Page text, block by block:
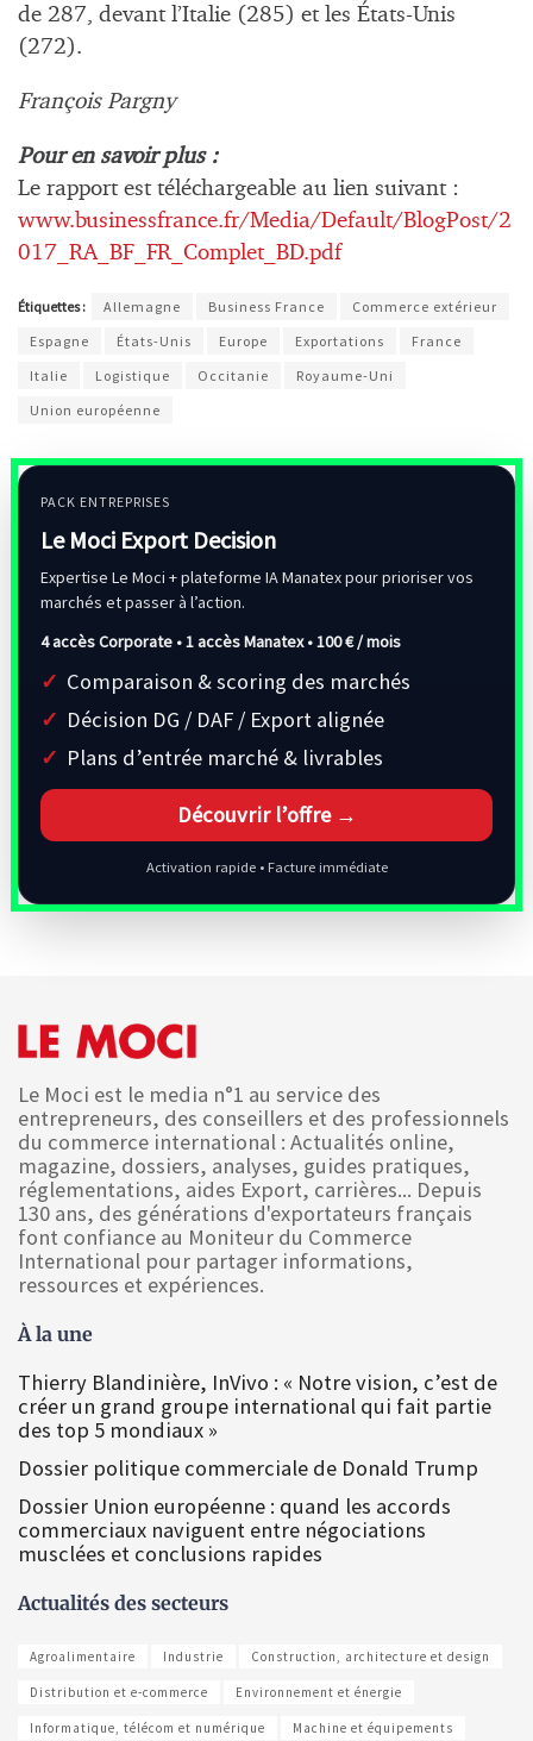
de 287, devant l’Italie (285) et les États-Unis
(272).
François Pargny
Pour en savoir plus :
Le rapport est téléchargeable au lien suivant :
www.businessfrance.fr/Media/Default/BlogPost/2
017_RA_BF_FR_Complet_BD.pdf
Étiquettes : Allemagne Business France
Commerce extérieur
Espagne
États-Unis Europe Exportations
France
Italie
Logistique Occitanie
Royaume-Uni
Union européenne
PACK ENTREPRISES
Le Moci Export Decision
Expertise Le Moci + plateforme IA Manatex pour prioriser vos
marchés et passer à l’action.
4 accès Corporate • 1 accès Manatex •100 € / mois
Comparaison & scoring des marchés
Décision DG / DAF / Export alignée
Plans d’entrée marché & livrables
Découvrir l’offre →
Activation rapide • Facture immédiate
Le Moci est le media n°1 au service des
entrepreneurs, des conseillers et des professionnels
du commerce international : Actualités online,
magazine, dossiers, analyses, guides pratiques,
réglementations, aides Export, carrières... Depuis
130 ans, des générations d'exportateurs français
font confiance au Moniteur du Commerce
International pour partager informations,
ressources et expériences.
À la une
Thierry Blandinière, InVivo : « Notre vision, c’est de
créer un grand groupe international qui fait partie
des top 5 mondiaux »
Dossier politique commerciale de Donald Trump
Dossier Union européenne : quand les accords
commerciaux naviguent entre négociations
musclées et conclusions rapides
Actualités des secteurs
Agroalimentaire Industrie Construction, architecture et design
Distribution et e-commerce Environnement et énergie
Informatique, télécom et numérique Machine et équipements